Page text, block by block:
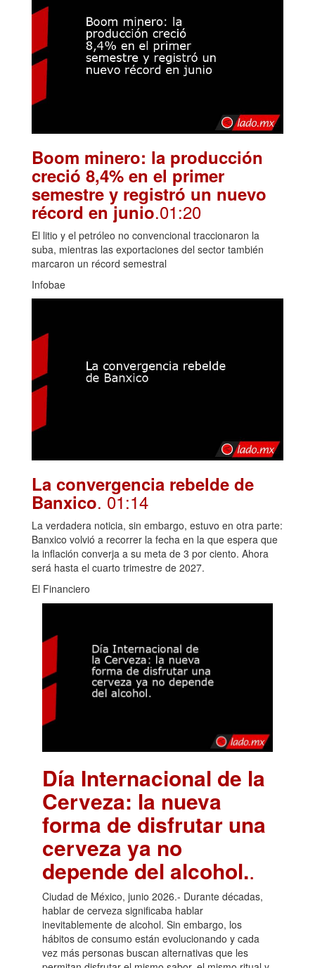
Boom minero: la producción
creció 8,4% en el primer
semestre y registró un nuevo
récord en junio.01:20
El litio y el petróleo no convencional traccionaron la
suba, mientras las exportaciones del sector también
marcaron un récord semestral
Infobae
La convergencia rebelde de
Banxico. 01:14
La verdadera noticia, sin embargo, estuvo en otra parte:
Banxico volvió a recorrer la fecha en la que espera que
la inflación converja a su meta de 3 por ciento. Ahora
será hasta el cuarto trimestre de 2027.
El Financiero
Día Internacional de la
Cerveza: la nueva
forma de disfrutar una
cerveza ya no
depende del alcohol..
Ciudad de México, junio 2026.- Durante décadas,
hablar de cerveza significaba hablar
inevitablemente de alcohol. Sin embargo, los
hábitos de consumo están evolucionando y cada
vez más personas buscan alternativas que les